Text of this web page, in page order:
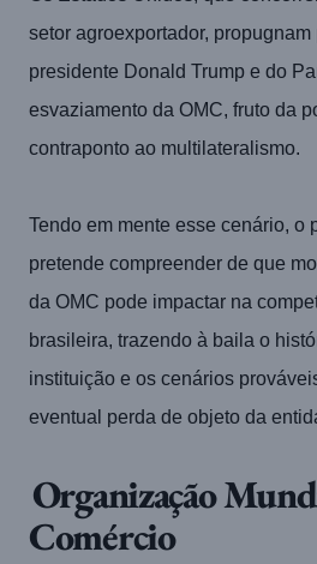
setor agroexportador, propugnam
presidente Donald Trump e do
esvaziamento da OMC, fruto da
contraponto ao multilateralismo.
Tendo em mente esse cenário, o
pretende compreender de que
da OMC pode impactar na
brasileira, trazendo à baila o
instituição e os cenários
eventual perda de objeto da
Organização
Comércio